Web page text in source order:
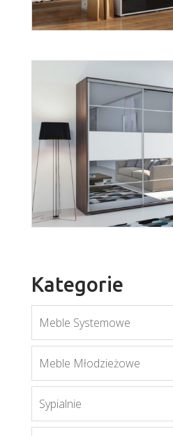
A-11
Więcej
Więcej
Kategorie
Meble Systemowe
Meble Młodzieżowe
Sypialnie